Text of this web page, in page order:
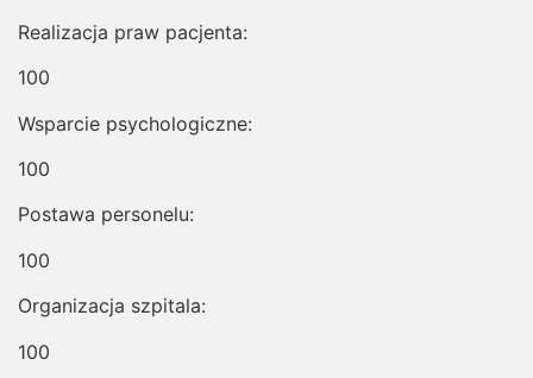
Realizacja praw pacjenta:
100
Wsparcie psychologiczne:
100
Postawa personelu:
100
Organizacja szpitala:
100